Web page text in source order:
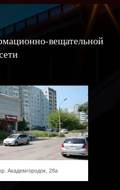
вещательной
Академгородок, 28а